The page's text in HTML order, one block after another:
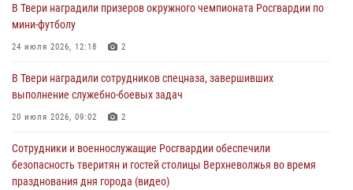
В Твери наградили призеров окружного чемпионата Росгвардии по
мини-футболу
24 июля 2026, 12:18 2
Росгвардейцы оказали помощь водителю на дороге в городе Кашин
22 июля 2026, 08:35
В Твери наградили призеров окружного чемпионата Росгвардии по
мини-футболу
24 июля 2026, 12:18 2
В Твери наградили сотрудников спецназа, завершивших
выполнение служебно-боевых задач
20 июля 2026, 09:02 2
Сотрудники и военнослужащие Росгвардии обеспечили
безопасность тверитян и гостей столицы Верхневолжья во время
празднования дня города (видео)